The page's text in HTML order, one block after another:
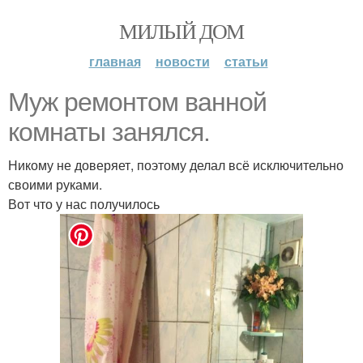
МИЛЫЙ ДОМ
главная новости статьи
Муж ремонтом ванной
комнаты занялся.
Никому не доверяет, поэтому делал всё исключительно
своими руками.
Вот что у нас получилось